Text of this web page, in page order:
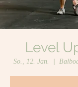
Level
So., 12. Jan.